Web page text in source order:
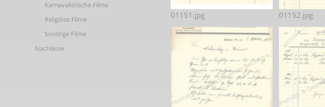
01151.jpg 01152.jpg
Karnevalistische Filme
Religiöse Filme
Sonstige Filme
Nachlässe